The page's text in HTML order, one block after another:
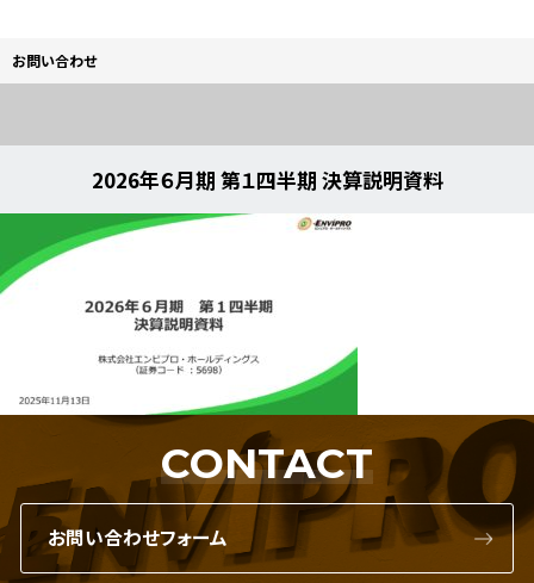
お問い合わせ
2026年６月期 第１四半期 決算説明資料
CONTACT
お問い合わせフォーム